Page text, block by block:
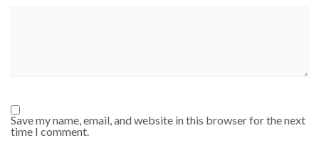
Save my name, email, and website in this browser for the next
time I comment.